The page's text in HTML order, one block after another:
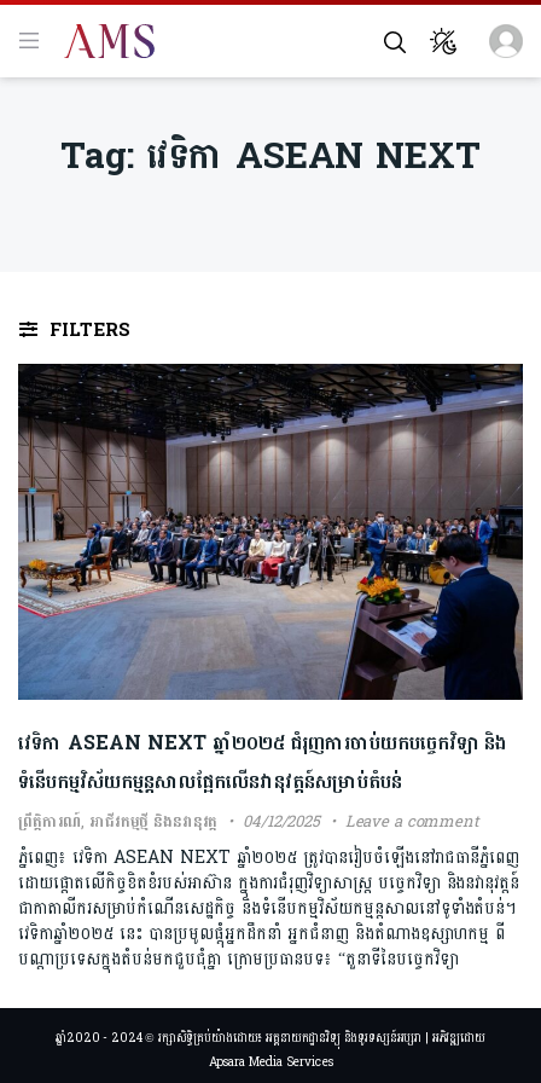
Tag: វេទិកា ASEAN NEXT
FILTERS
វេទិកា ASEAN NEXT ឆ្នាំ២០២៥ ជំរុញការចាប់យកបច្ចេកវិទ្យា និង
ទំនើបកម្មវិស័យកម្មន្តសាលផ្អែកលើនវានុវត្តន៍សម្រាប់តំបន់
ព្រឹត្តិការណ៍, អាជីវកម្មថ្មី និងនវានុវត្ត 04/12/2025 Leave a comment
ភ្នំពេញ៖ វេទិកា ASEAN NEXT ឆ្នាំ២០២៥ ត្រូវបានរៀបចំឡើងនៅរាជធានីភ្នំពេញ
ដោយផ្តោតលើកិច្ចខិតខំរបស់អាស៊ាន ក្នុងការជំរុញវិទ្យាសាស្ត្រ បច្ចេកវិទ្យា និងនវានុវត្តន៍
ជាកាតាលីករសម្រាប់កំណើនសេដ្ឋកិច្ច និងទំនើបកម្មវិស័យកម្មន្តសាលនៅទូទាំងតំបន់។
វេទិកាឆ្នាំ២០២៥ នេះ បានប្រមូលផ្តុំអ្នកដឹកនាំ អ្នកជំនាញ និងតំណាងឧស្សាហកម្ម ពី
បណ្តាប្រទេសក្នុងតំបន់មកជួបជុំគ្នា ក្រោមប្រធានបទ៖ “តួនាទីនៃបច្ចេកវិទ្យា
ឆ្នាំ2020 - 2024 © រក្សាសិទ្ធិគ្រប់យ៉ាងដោយ៖ អគ្គនាយកដ្ឋានវិទ្យុ និងទូរទស្សន៍អប្សរា | អភិវឌ្ឍដោយ
Apsara Media Services